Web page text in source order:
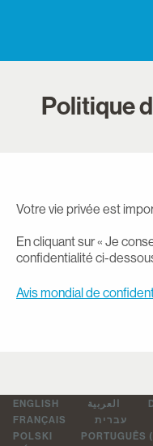
Politique
Votre vie privée est
En cliquant sur « Je
confidentialité ci-
Avis mondial de
ENGLISH العربية
FRANÇAIS
עברית
POLSKI
PORTUGUÊS